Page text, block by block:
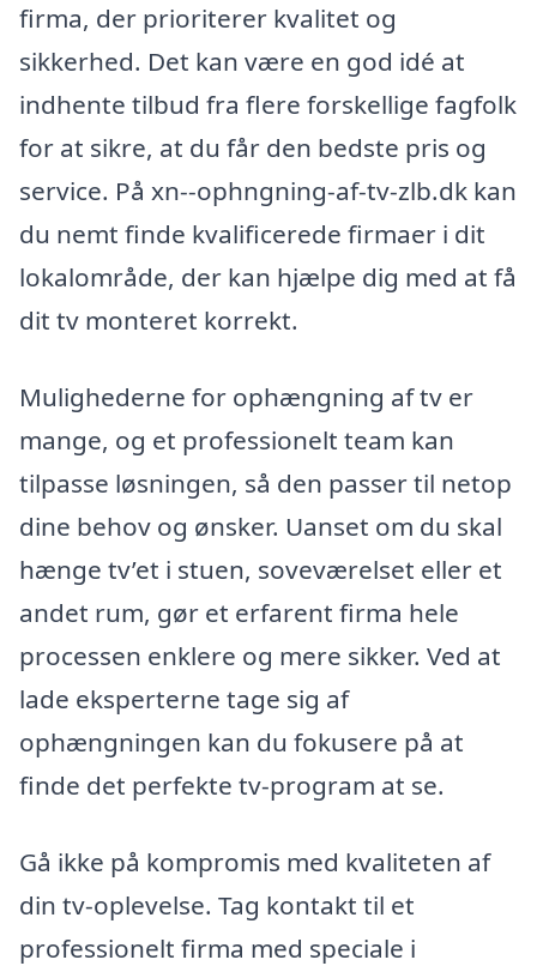
firma, der prioriterer kvalitet og
sikkerhed. Det kan være en god idé at
indhente tilbud fra flere forskellige fagfolk
for at sikre, at du får den bedste pris og
service. På xn--ophngning-af-tv-zlb.dk kan
du nemt finde kvalificerede firmaer i dit
lokalområde, der kan hjælpe dig med at få
dit tv monteret korrekt.
Mulighederne for ophængning af tv er
mange, og et professionelt team kan
tilpasse løsningen, så den passer til netop
dine behov og ønsker. Uanset om du skal
hænge tv’et i stuen, soveværelset eller et
andet rum, gør et erfarent firma hele
processen enklere og mere sikker. Ved at
lade eksperterne tage sig af
ophængningen kan du fokusere på at
finde det perfekte tv-program at se.
Gå ikke på kompromis med kvaliteten af
din tv-oplevelse. Tag kontakt til et
professionelt firma med speciale i